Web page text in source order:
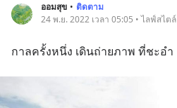
ออมสุข • ติดตาม
24 พ.ย. 2022 เวลา 05:05 • ไลฟ์สไตล์
กาลครั้งหนึ่ง เดินถ่ายภาพ ที่ชะอำ